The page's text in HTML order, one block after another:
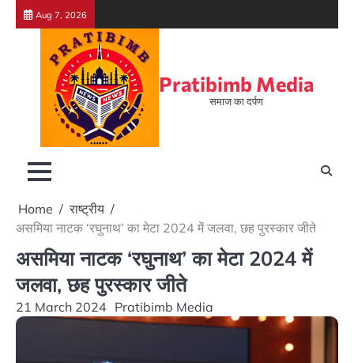
Skip
Aug 7, 2026
Pratibimb Media
समाज का दर्पण
Home
राष्ट्रीय
असमिया नाटक ‘रघुनाथ’ का मेटा 2024 में जलवा, छह पुरस्कार जीते
असमिया नाटक ‘रघुनाथ’ का मेटा 2024 में
जलवा, छह पुरस्कार जीते
21 March 2024 Pratibimb Media